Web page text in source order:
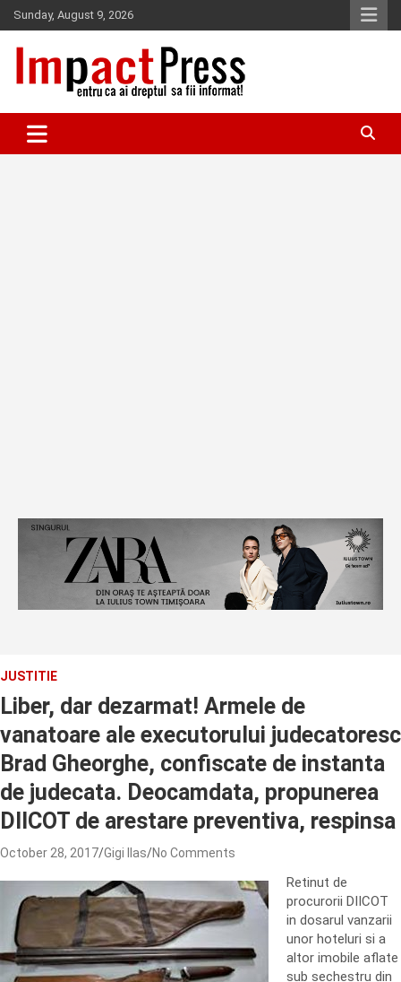
Skip
to
content
Sunday, August 9, 2026
IMPACTPRESS
JUSTITIE
Liber, dar dezarmat! Armele de
vanatoare ale executorului judecatoresc
Brad Gheorghe, confiscate de instanta
de judecata. Deocamdata, propunerea
DIICOT de arestare preventiva, respinsa
October 28, 2017 Gigi Ilas No Comments
Retinut de
procurorii DIICOT
in dosarul vanzarii
unor hoteluri si a
altor imobile aflate
sub sechestru din